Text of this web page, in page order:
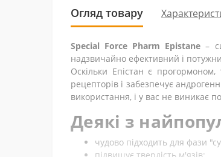
Огляд товару
Special Force Pharm Epistane –
надзвичайно ефективний і
Оскільки Епістан є
рецепторів і забезпечує
використання, і у вас не виникає
Деякі з
чудово підходить для фази